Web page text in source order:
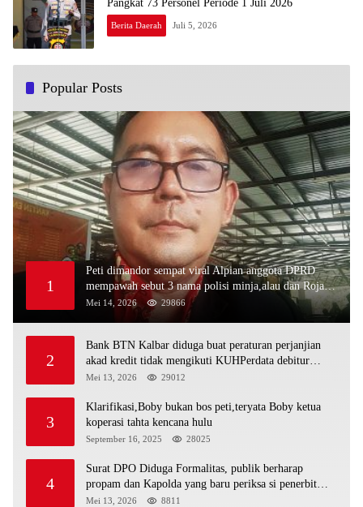
Pangkat 73 Personel Periode 1 Juli 2026
Berita Daerah Juli 5, 2026
Popular Posts
1
Peti dimandor sempat viral Alpian anggota DPRD
mempawah sebut 3 nama polisi minja,alau dan Rojali
sebagai bos peti,Bahkan ada alat berat excavator
Mei 14, 2026 29866
2
Bank BTN Kalbar diduga buat peraturan perjanjian
akad kredit tidak mengikuti KUHPerdata debitur
awam di bentur dengan aturan diduga tanpa dasar
Mei 13, 2026 29012
3
Klarifikasi,Boby bukan bos peti,teryata Boby ketua
koperasi tahta kencana hulu
September 16, 2025 28025
4
Surat DPO Diduga Formalitas, publik berharap
propam dan Kapolda yang baru periksa si penerbit
surat serta Aph diduga lepaskan DPO
Mei 13, 2026 8811